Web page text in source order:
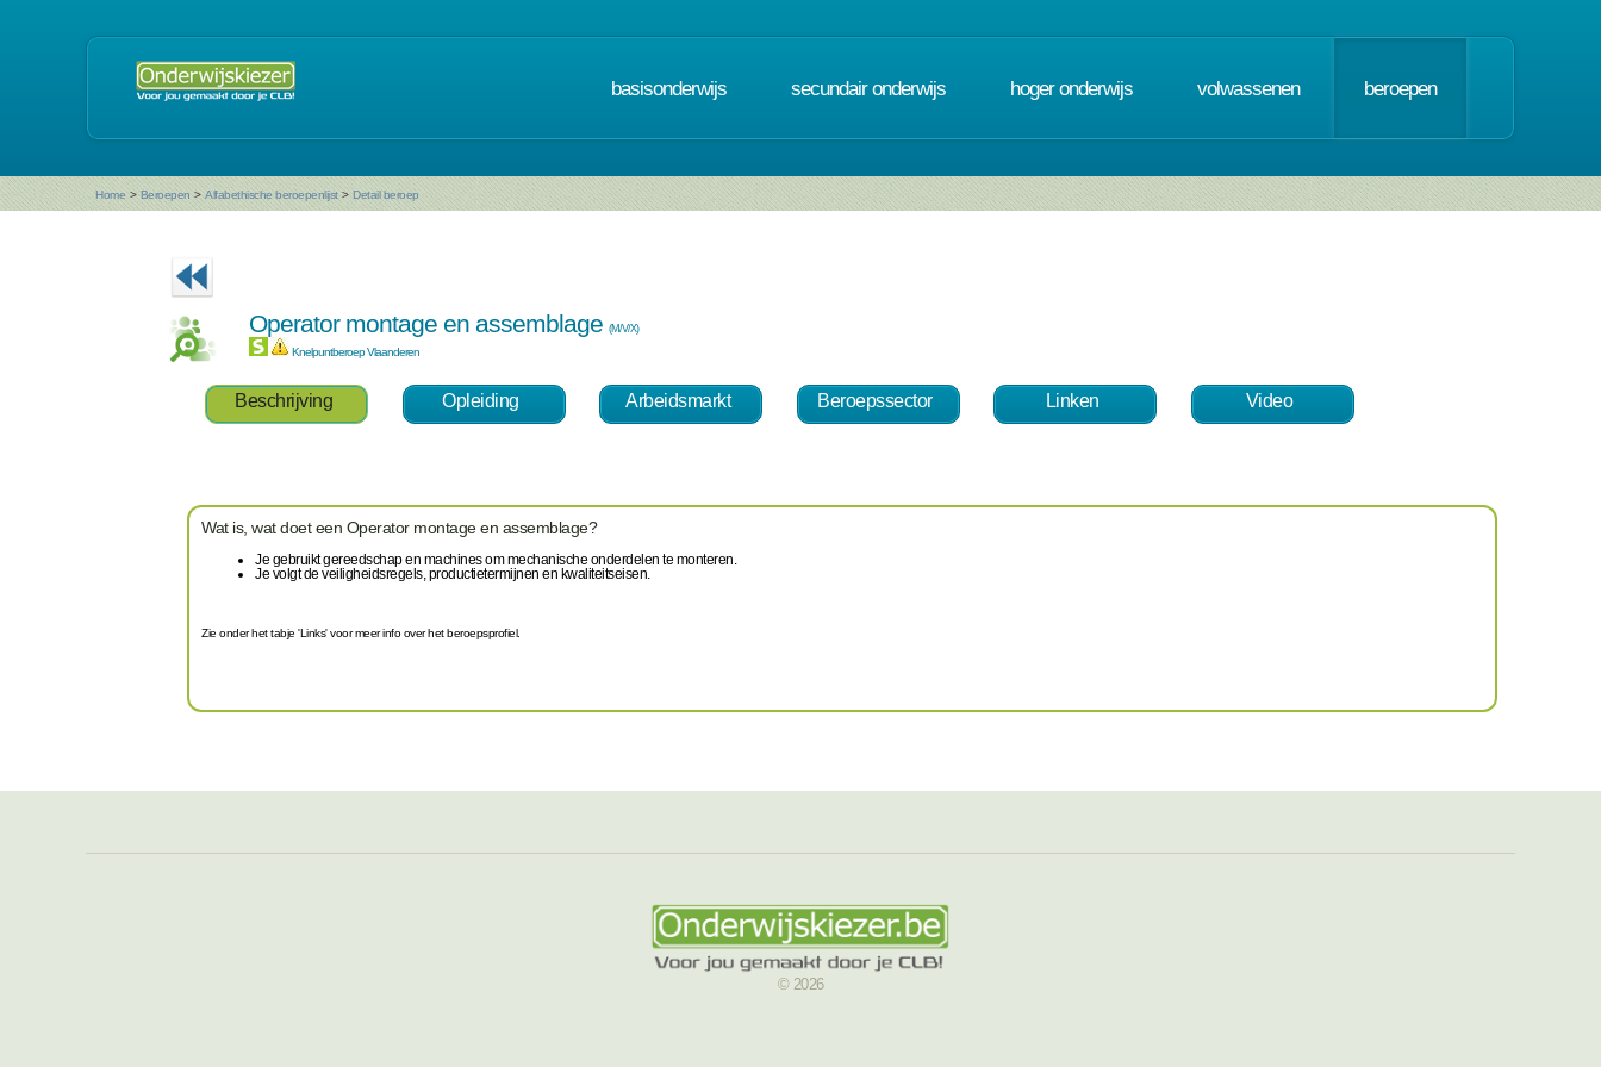
basisonderwijs secundair onderwijs hoger onderwijs volwassenen beroepen
Home > Beroepen > Alfabethische beroepenlijst > Detail beroep
Operator montage en assemblage (M/V/X)
Knelpuntberoep Vlaanderen
Beschrijving Opleiding Arbeidsmarkt Beroepssector Linken Video
Wat is, wat doet een Operator montage en assemblage?
Je gebruikt gereedschap en machines om mechanische onderdelen te monteren.
Je volgt de veiligheidsregels, productietermijnen en kwaliteitseisen.
Zie onder het tabje 'Links' voor meer info over het beroepsprofiel.
© 2026